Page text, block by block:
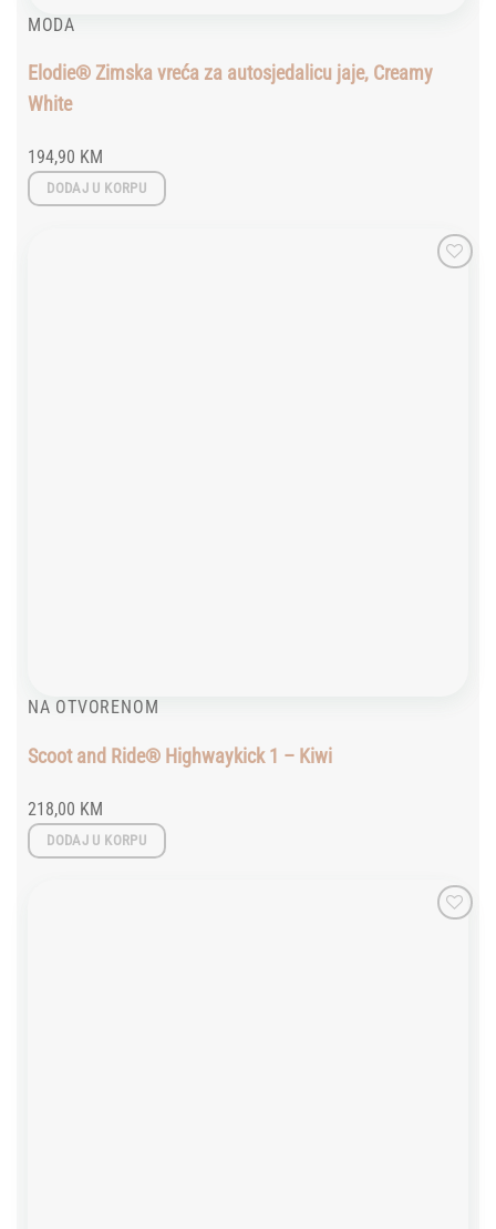
MODA
Elodie® Zimska vreća za autosjedalicu jaje, Creamy
White
194,90 KM
DODAJ U KORPU
NA OTVORENOM
Scoot and Ride® Highwaykick 1 – Kiwi
218,00 KM
DODAJ U KORPU